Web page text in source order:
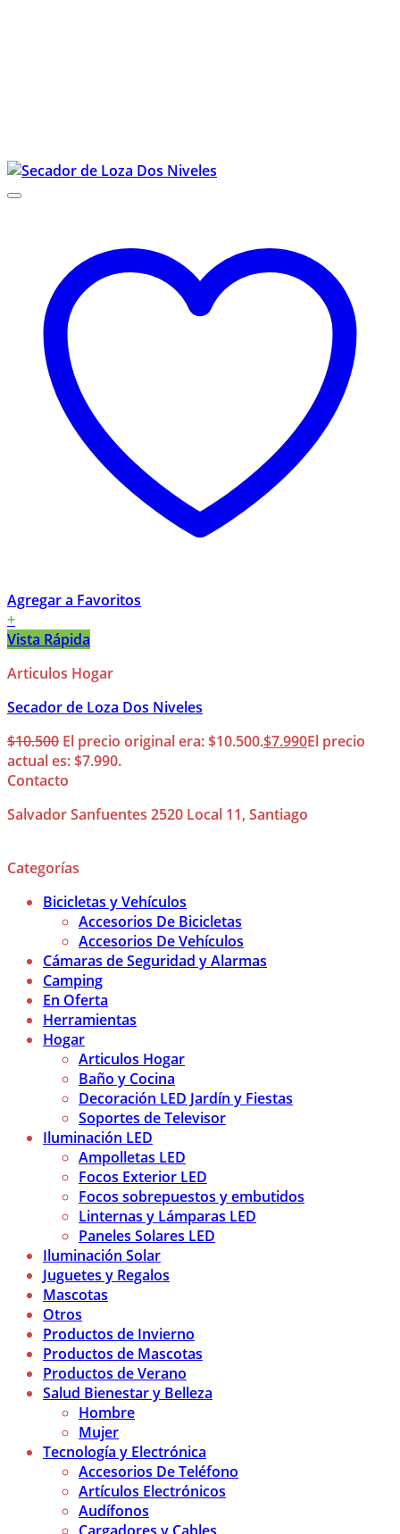
Agregar a Favoritos
+
Vista Rápida
Articulos Hogar
Secador de Loza Dos Niveles
$10.500 El precio original era: $10.500.$7.990El precio
actual es: $7.990.
Contacto
Salvador Sanfuentes 2520 Local 11, Santiago
Categorías
Bicicletas y Vehículos
Accesorios De Bicicletas
Accesorios De Vehículos
Cámaras de Seguridad y Alarmas
Camping
En Oferta
Herramientas
Hogar
Articulos Hogar
Baño y Cocina
Decoración LED Jardín y Fiestas
Soportes de Televisor
Iluminación LED
Ampolletas LED
Focos Exterior LED
Focos sobrepuestos y embutidos
Linternas y Lámparas LED
Paneles Solares LED
Iluminación Solar
Juguetes y Regalos
Mascotas
Otros
Productos de Invierno
Productos de Mascotas
Productos de Verano
Salud Bienestar y Belleza
Hombre
Mujer
Tecnología y Electrónica
Accesorios De Teléfono
Artículos Electrónicos
Audífonos